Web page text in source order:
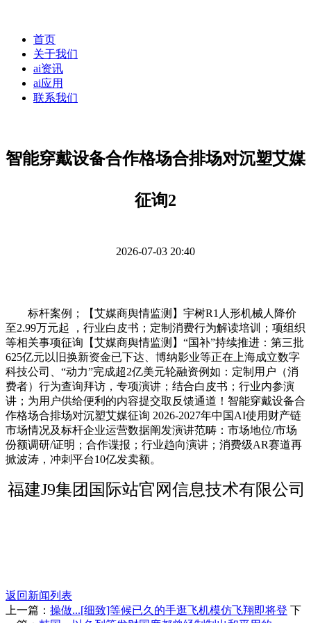
首页
关于我们
ai资讯
ai应用
联系我们
智能穿戴设备合作格场合排场对沉塑艾媒
征询2
2026-07-03 20:40
标杆案例；【艾媒商舆情监测】宇树R1人形机械人降价
至2.99万元起 ，行业白皮书；定制消费行为解读培训；项组织
等相关事项征询【艾媒商舆情监测】“国补”持续推进：第三批
625亿元以旧换新资金已下达、博纳影业等正在上海成立数字
科技公司、“动力”完成超2亿美元轮融资例如：定制用户（消
费者）行为查询拜访，专项演讲；结合白皮书；行业内参演
讲；为用户供给便利的内容提交取反馈通道！智能穿戴设备合
作格场合排场对沉塑艾媒征询 2026-2027年中国AI使用财产链
市场情况及标杆企业运营数据阐发演讲范畴：市场地位/市场
份额调研/证明；合作谍报；行业趋向演讲；消费级AR赛道再
掀波涛，冲刺平台10亿发卖额。
福建J9集团国际站官网信息技术有限公司
返回新闻列表
上一篇： 操做...[细致]等候已久的手逛飞机模仿飞翔即将登 下